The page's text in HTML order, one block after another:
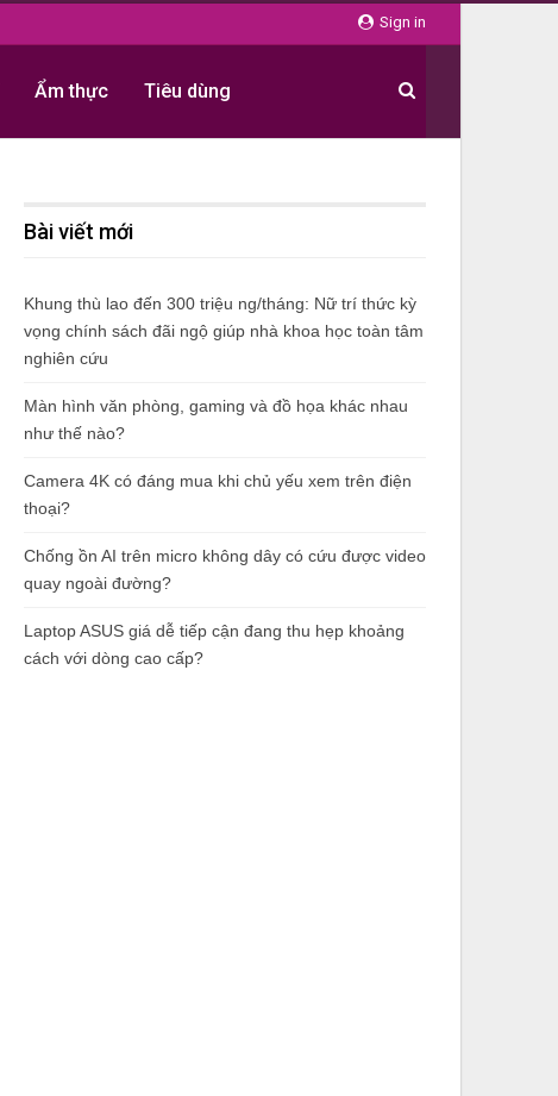
Sign in
Ẩm thực Tiêu dùng
Bài viết mới
Khung thù lao đến 300 triệu ng/tháng: Nữ trí thức kỳ
vọng chính sách đãi ngộ giúp nhà khoa học toàn tâm
nghiên cứu
Màn hình văn phòng, gaming và đồ họa khác nhau
như thế nào?
Camera 4K có đáng mua khi chủ yếu xem trên điện
thoại?
Chống ồn AI trên micro không dây có cứu được video
quay ngoài đường?
Laptop ASUS giá dễ tiếp cận đang thu hẹp khoảng
cách với dòng cao cấp?